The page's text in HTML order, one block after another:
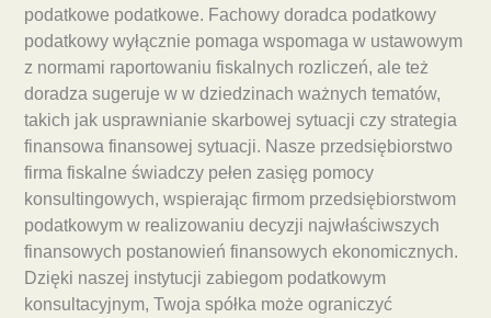
podatkowe podatkowe. Fachowy doradca podatkowy
podatkowy wyłącznie pomaga wspomaga w ustawowym
z normami raportowaniu fiskalnych rozliczeń, ale też
doradza sugeruje w w dziedzinach ważnych tematów,
takich jak usprawnianie skarbowej sytuacji czy strategia
finansowa finansowej sytuacji. Nasze przedsiębiorstwo
firma fiskalne świadczy pełen zasięg pomocy
konsultingowych, wspierając firmom przedsiębiorstwom
podatkowym w realizowaniu decyzji najwłaściwszych
finansowych postanowień finansowych ekonomicznych.
Dzięki naszej instytucji zabiegom podatkowym
konsultacyjnym, Twoja spółka może ograniczyć